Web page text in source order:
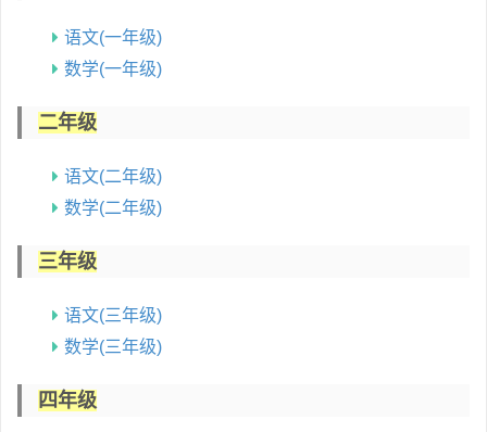
语文(一年级)
数学(一年级)
二年级
语文(二年级)
数学(二年级)
三年级
语文(三年级)
数学(三年级)
四年级